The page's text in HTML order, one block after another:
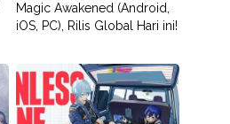
Magic Awakened (Android,
iOS, PC), Rilis Global Hari ini!